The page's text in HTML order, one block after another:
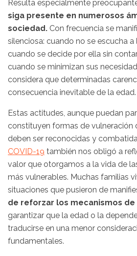
Resulta especialmente
siga presente en numerosos
sociedad. Con frecuencia se
silenciosa: cuando no se escucha a
cuando se decide por ella sin
cuando se minimizan sus
considera que determinadas
consecuencia inevitable de la edad.
Estas actitudes, aunque puedan
constituyen formas de vulneración
deben ser reconocidas y
COVID-19 también nos obligó a
valor que otorgamos a la vida de
más vulnerables. Muchas familias
situaciones que pusieron de
de reforzar los mecanismos
garantizar que la edad o la
traducirse en una menor
fundamentales.